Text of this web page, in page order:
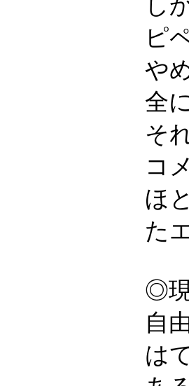
ピ
や
全
そ
コ
ほ
た
◎現
自
は